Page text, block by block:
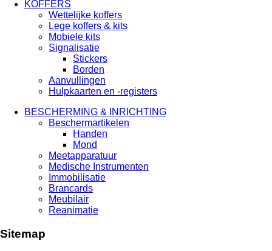
KOFFERS
Wettelijke koffers
Lege koffers & kits
Mobiele kits
Signalisatie
Stickers
Borden
Aanvullingen
Hulpkaarten en -registers
BESCHERMING & INRICHTING
Beschermartikelen
Handen
Mond
Meetapparatuur
Medische Instrumenten
Immobilisatie
Brancards
Meubilair
Reanimatie
Sitemap